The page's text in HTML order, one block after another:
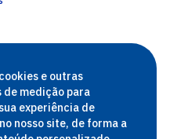
e outras
medição para
experiência de
nosso site, de forma a